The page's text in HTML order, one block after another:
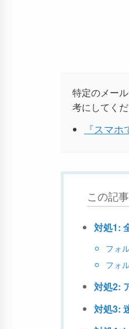
特定のメー
考にしてくだ
『スマ
この記
対処1:
フォ
フォ
対処2:
対処3: